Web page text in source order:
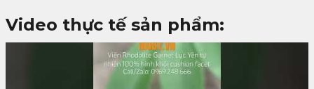
Video thực tế sản phẩm: